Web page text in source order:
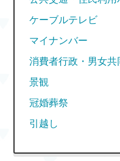
ケーブルテレビ
マイナンバー
消費者行政・男女共
景観
冠婚葬祭
引越し